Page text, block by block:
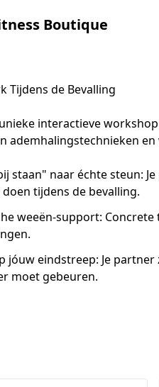
Boutique
Tijdens de Bevalling
interactieve
ademhalingstechnieken
staan" naar échte steun:
tijdens de bevalling.
weeën-support:
jóuw eindstreep: Je
moet gebeuren.